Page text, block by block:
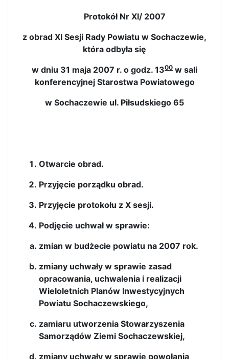
Protokół Nr XI/ 2007
z obrad XI Sesji Rady Powiatu w Sochaczewie,
która odbyła się
w dniu 31 maja 2007 r. o godz. 1300 w sali
konferencyjnej Starostwa Powiatowego
w Sochaczewie ul. Piłsudskiego 65
Otwarcie obrad.
Przyjęcie porządku obrad.
Przyjęcie protokołu z X sesji.
Podjęcie uchwał w sprawie:
zmian w budżecie powiatu na 2007 rok.
zmiany uchwały w sprawie zasad
opracowania, uchwalenia i realizacji
Wieloletnich Planów Inwestycyjnych
Powiatu Sochaczewskiego,
zamiaru utworzenia Stowarzyszenia
Samorządów Ziemi Sochaczewskiej,
zmiany uchwały w sprawie powołania